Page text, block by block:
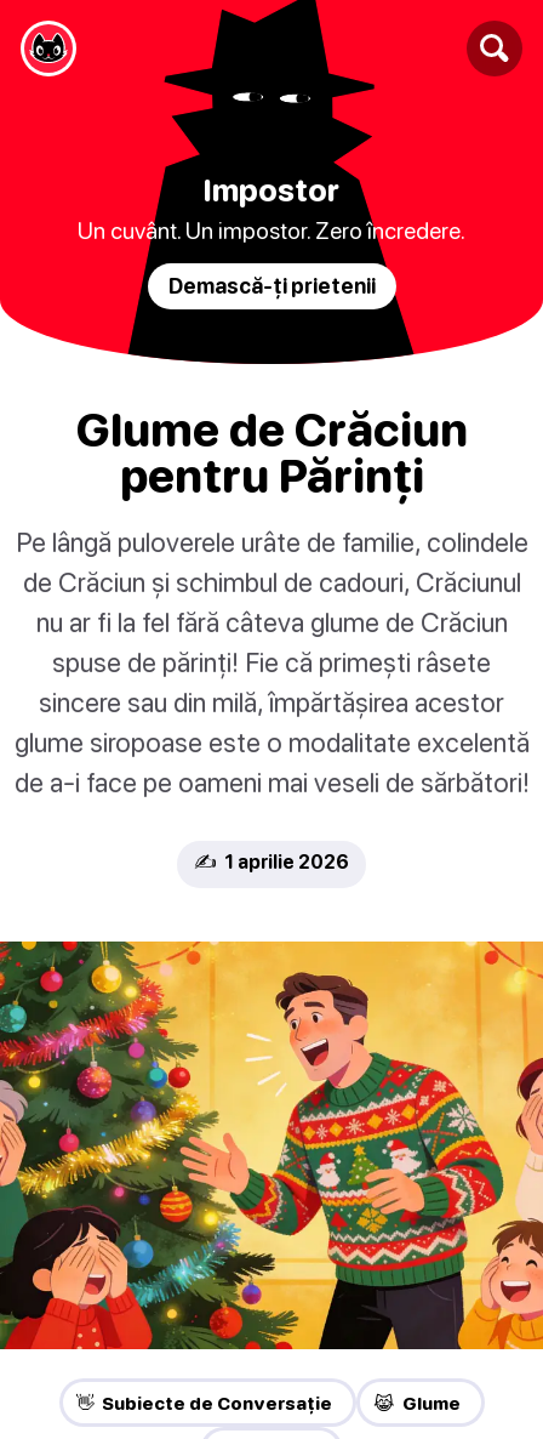
Impostor
Un cuvânt. Un impostor. Zero încredere.
Demască-ți prietenii
Glume de Crăciun
pentru Părinți
Pe lângă puloverele urâte de familie, colindele
de Crăciun și schimbul de cadouri, Crăciunul
nu ar fi la fel fără câteva glume de Crăciun
spuse de părinți! Fie că primești râsete
sincere sau din milă, împărtășirea acestor
glume siropoase este o modalitate excelentă
de a-i face pe oameni mai veseli de sărbători!
✍️ 1 aprilie 2026
👋 Subiecte de Conversație 😹 Glume